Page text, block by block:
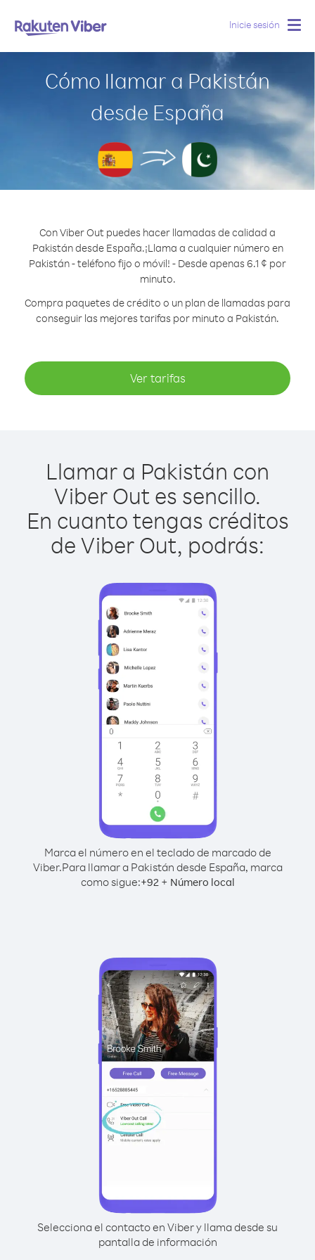
Inicie sesión
Cómo llamar a Pakistán
desde España
Con Viber Out puedes hacer llamadas de calidad a
Pakistán desde España.¡Llama a cualquier número en
Pakistán - teléfono fijo o móvil! - Desde apenas 6.1 ¢ por
minuto.
Compra paquetes de crédito o un plan de llamadas para
conseguir las mejores tarifas por minuto a Pakistán.
Ver tarifas
Llamar a Pakistán con
Viber Out es sencillo.
En cuanto tengas créditos
de Viber Out, podrás:
Marca el número en el teclado de marcado de
Viber.Para llamar a Pakistán desde España, marca
como sigue:+92+ Número local
Selecciona el contacto en Viber y llama desde su
pantalla de información